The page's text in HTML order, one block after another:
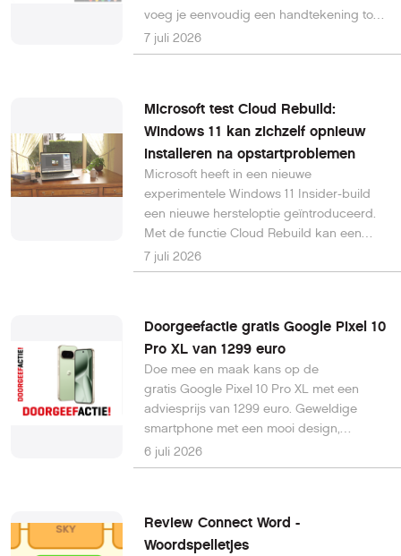
voeg je eenvoudig een handtekening toe,
vul je formulieren in of markeer je
belangrijke tekst. Open de pdf en klik op
gewenste kleur en lijndikte in.- Plaats je
annotatie of handtekening en klik op
Opslaan.Tip: Moet je op een smalle regel
schrijven? Zoom dan eerst in op de pdf
voor meer nauwkeurigheid.
7 juli 2026
Microsoft test Cloud Rebuild:
Windows 11 kan zichzelf opnieuw
installeren na opstartproblemen
Microsoft heeft in een nieuwe
experimentele Windows 11 Insider-build
een nieuwe hersteloptie geïntroduceerd.
Met de functie Cloud Rebuild kan een
computer die niet meer opstart volledig
opnieuw worden geïnstalleerd vanuit de
schone OS-installatie als de benodigde
drivers rechtstreeks via Windows Update.
7 juli 2026
Doorgeefactie gratis Google Pixel 10
Pro XL van 1299 euro
Doe mee en maak kans op de
gratis Google Pixel 10 Pro XL met een
adviesprijs van 1299 euro. Geweldige
smartphone met een mooi design,
uitstekend scherm, goede batterijduur,
veel handige software en 7 jaar
review in PC-Active 344. Adviesprijs €
1.299,00
6 juli 2026
Review Connect Word -
Woordspelletjes